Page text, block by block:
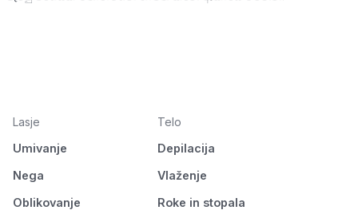
Lasje
Umivanje
Nega
Oblikovanje
Telo
Depilacija
Vlaženje
Roke in stopala